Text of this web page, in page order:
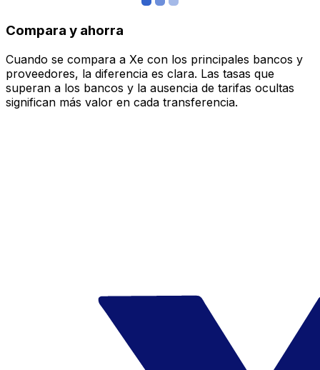
Compara y ahorra
Cuando se compara a Xe con los principales bancos y
proveedores, la diferencia es clara. Las tasas que
superan a los bancos y la ausencia de tarifas ocultas
significan más valor en cada transferencia.